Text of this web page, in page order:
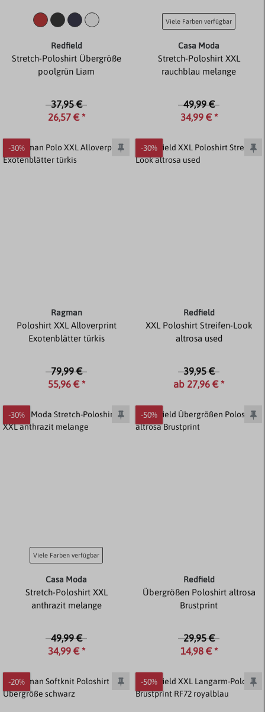
Redfield
Stretch-Poloshirt Übergröße
poolgrün Liam
37,95 €
26,57 € *
Viele Farben verfügbar
Casa Moda
Stretch-Poloshirt XXL
rauchblau melange
49,99 €
34,99 € *
-30%
Ragman
Poloshirt XXL Alloverprint
Exotenblätter türkis
79,99 €
55,96 € *
-30%
Redfield
XXL Poloshirt Streifen-Look
altrosa used
39,95 €
ab 27,96 € *
Viele Farben verfügbar
-30%
Casa Moda
Stretch-Poloshirt XXL
anthrazit melange
49,99 €
34,99 € *
-50%
Redfield
Übergrößen Poloshirt altrosa
Brustprint
29,95 €
14,98 € *
-20% -50%